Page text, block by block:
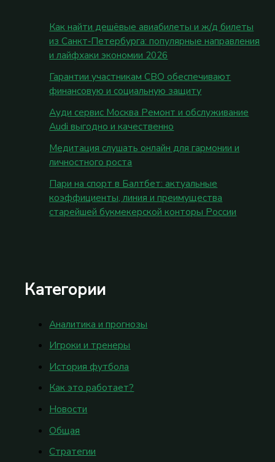
Как найти дешёвые авиабилеты и ж/д билеты
из Санкт‑Петербурга: популярные направления
и лайфхаки экономии 2026
Гарантии участникам СВО обеспечивают
финансовую и социальную защиту
Ауди сервис Москва Ремонт и обслуживание
Audi выгодно и качественно
Медитация слушать онлайн для гармонии и
личностного роста
Пари на спорт в Балтбет: актуальные
коэффициенты, линия и преимущества
старейшей букмекерской конторы России
Категории
Аналитика и прогнозы
Игроки и тренеры
История футбола
Как это работает?
Новости
Общая
Стратегии